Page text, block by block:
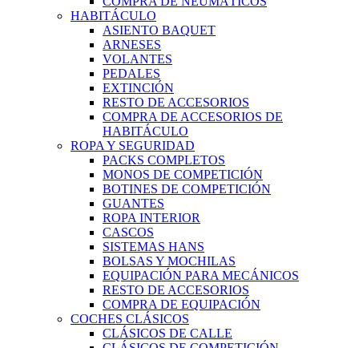
HABITÁCULO
ASIENTO BAQUET
ARNESES
VOLANTES
PEDALES
EXTINCIÓN
RESTO DE ACCESORIOS
COMPRA DE ACCESORIOS DE
HABITÁCULO
ROPA Y SEGURIDAD
PACKS COMPLETOS
MONOS DE COMPETICIÓN
BOTINES DE COMPETICIÓN
GUANTES
ROPA INTERIOR
CASCOS
SISTEMAS HANS
BOLSAS Y MOCHILAS
EQUIPACIÓN PARA MECÁNICOS
RESTO DE ACCESORIOS
COMPRA DE EQUIPACIÓN
COCHES CLÁSICOS
CLÁSICOS DE CALLE